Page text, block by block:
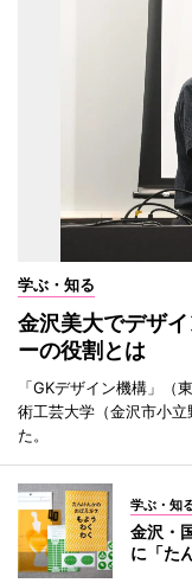
学ぶ・知る
金沢美大でデザ
ーの役割とは
「GKデザイン機構」（
術工芸大学（金沢市小
た。
学ぶ・知
金沢・
に「た